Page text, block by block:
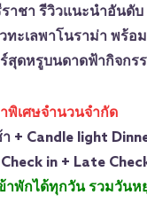
ราชา รีวิวแนะนำอันดั
ะเลพาโนราม่า พร้อ
สุดหรูบนดาดฟ้ากิจกร
พิเศษจำนวนจำกัด
+ Candle light
in + Late
ข้าพักได้ทุกวัน รวมวัน